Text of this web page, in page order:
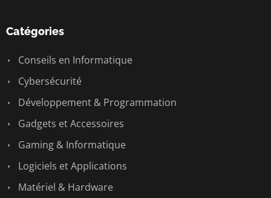
Catégories
Conseils en Informatique
Cybersécurité
Développement & Programmation
Gadgets et Accessoires
Gaming & Informatique
Logiciels et Applications
Matériel & Hardware